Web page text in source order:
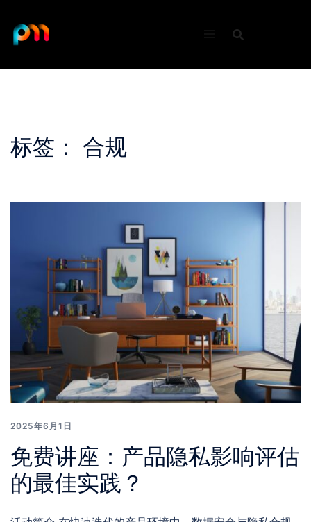
content
标签： 合规
2025年6月1日
免费讲座：产品隐私影响评估
的最佳实践？